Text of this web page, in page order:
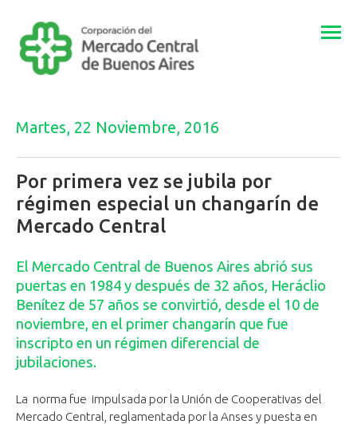
Martes, 22 Noviembre, 2016
Por primera vez se jubila por
régimen especial un changarín de
Mercado Central
El Mercado Central de Buenos Aires abrió sus
puertas en 1984 y después de 32 años, Heráclio
Benítez de 57 años se convirtió, desde el 10 de
noviembre, en el primer changarín que fue
inscripto en un régimen diferencial de
jubilaciones.
La norma fue impulsada por la Unión de Cooperativas del
Mercado Central, reglamentada por la Anses y puesta en